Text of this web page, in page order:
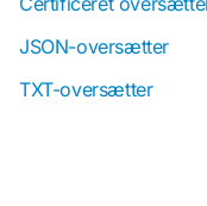
JSON-oversætter
TXT-oversætter